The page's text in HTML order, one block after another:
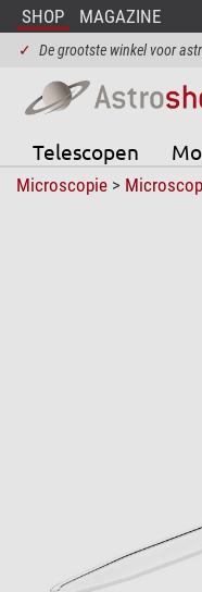
SHOP MAGAZINE
✓ De grootste winkel voor
Telescopen
Microscopie>